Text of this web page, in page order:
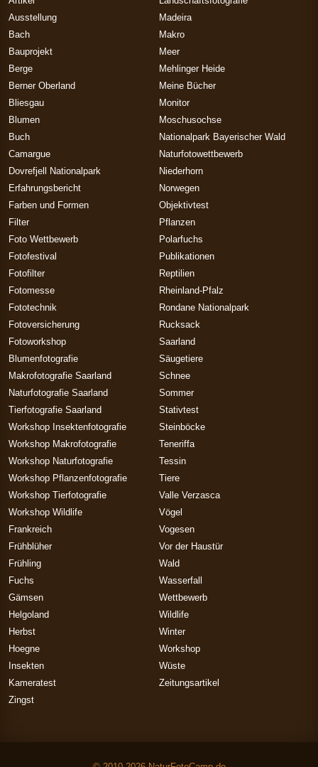
Ausstellung
Bach
Bauprojekt
Berge
Berner Oberland
Bliesgau
Blumen
Buch
Camargue
Dovrefjell Nationalpark
Erfahrungsbericht
Farben und Formen
Filter
Foto Wettbewerb
Fotofestival
Fotofilter
Fotomesse
Fototechnik
Fotoversicherung
Fotoworkshop
Blumenfotografie
Makrofotografie Saarland
Naturfotografie Saarland
Tierfotografie Saarland
Workshop Insektenfotografie
Workshop Makrofotografie
Workshop Naturfotografie
Workshop Pflanzenfotografie
Workshop Tierfotografie
Workshop Wildlife
Frankreich
Frühblüher
Frühling
Fuchs
Gämsen
Helgoland
Herbst
Hoegne
Insekten
Kameratest
Madeira
Makro
Meer
Mehlinger Heide
Meine Bücher
Monitor
Moschusochse
Nationalpark Bayerischer Wald
Naturfotowettbewerb
Niederhorn
Norwegen
Objektivtest
Pflanzen
Polarfuchs
Publikationen
Reptilien
Rheinland-Pfalz
Rondane Nationalpark
Rucksack
Saarland
Säugetiere
Schnee
Sommer
Stativtest
Steinböcke
Teneriffa
Tessin
Tiere
Valle Verzasca
Vögel
Vogesen
Vor der Haustür
Wald
Wasserfall
Wettbewerb
Wildlife
Winter
Workshop
Wüste
Zeitungsartikel
Zingst